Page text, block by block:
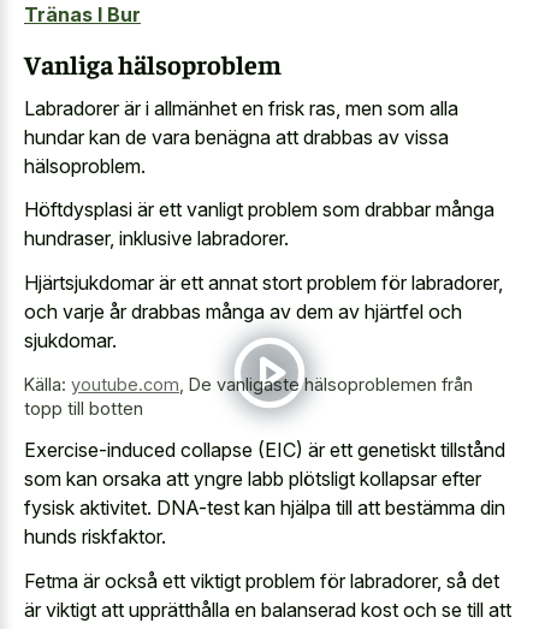
Tränas I Bur
Vanliga hälsoproblem
Labradorer är i allmänhet en frisk ras, men som alla
hundar kan de vara benägna att drabbas av vissa
hälsoproblem.
Höftdysplasi är ett vanligt problem som drabbar många
hundraser, inklusive labradorer.
Hjärtsjukdomar är ett annat stort problem för labradorer,
och varje år drabbas många av dem av hjärtfel och
sjukdomar.
Källa: youtube.com De vanligaste hälsoproblemen från
topp till botten
Exercise-induced collapse (EIC) är ett genetiskt tillstånd
som kan orsaka att yngre labb plötsligt kollapsar efter
fysisk aktivitet. DNA-test kan hjälpa till att bestämma din
hunds riskfaktor.
Fetma är också ett viktigt problem för labradorer, så det
är viktigt att upprätthålla en balanserad kost och se till att